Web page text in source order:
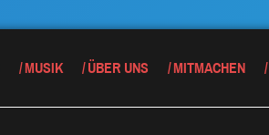
MUSIK ÜBER UNS MITMACHEN